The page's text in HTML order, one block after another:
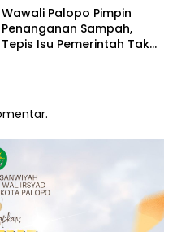
Wawali Palopo Pimpin
Penanganan Sampah,
Tepis Isu Pemerintah Tak